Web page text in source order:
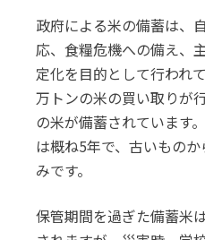
政府による米の備蓄は、
応、食糧危機への備え、
定化を目的として行われ
万トンの米の買い取りが
の米が備蓄されています
は概ね5年で、古いもの
みです。
保管期間を過ぎた備蓄米